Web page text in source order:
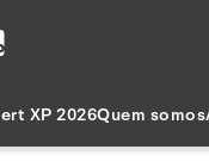
XP 2026Quem somos